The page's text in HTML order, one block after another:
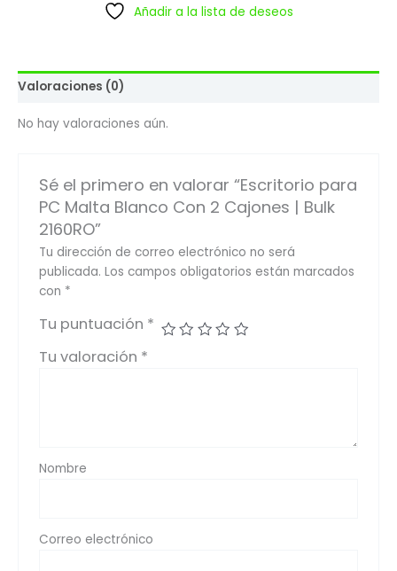
Añadir a la lista de deseos
Valoraciones (0)
No hay valoraciones aún.
Sé el primero en valorar “Escritorio para
PC Malta Blanco Con 2 Cajones | Bulk
2160RO”
Tu dirección de correo electrónico no será
publicada. Los campos obligatorios están marcados
con *
Tu puntuación *
Tu valoración *
Nombre
Correo electrónico